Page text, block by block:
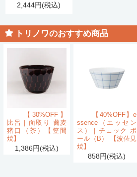
2,444円(税込)
トリノワのおすすめ商品
【30%OFF】
比呂｜面取り 蕎麦
猪口（茶）【笠間
焼】
1,386円(税込)
【40%OFF】e
ssence（エッセン
ス）｜チェック ボ
ール（B） 【波佐見
焼】
858円(税込)